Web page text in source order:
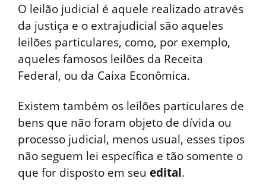
O leilão judicial é aquele realizado através
da justiça e o extrajudicial são aqueles
leilões particulares, como, por exemplo,
aqueles famosos leilões da Receita
Federal, ou da Caixa Econômica.
Existem também os leilões particulares de
bens que não foram objeto de dívida ou
processo judicial, menos usual, esses tipos
não seguem lei específica e tão somente o
que for disposto em seu edital.